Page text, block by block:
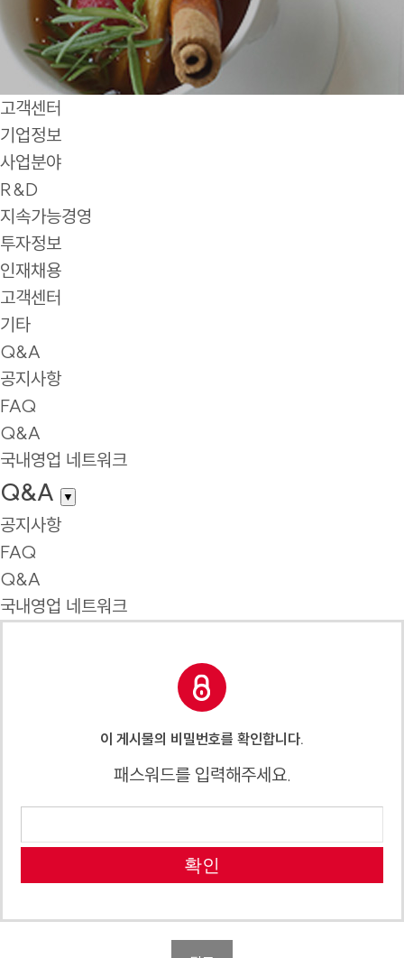
고객센터
기업정보
사업분야
R&D
지속가능경영
투자정보
인재채용
고객센터
기타
Q&A
공지사항
FAQ
Q&A
국내영업 네트워크
Q&A ▼
공지사항
FAQ
Q&A
국내영업 네트워크
이 게시물의 비밀번호를 확인합니다.
패스워드를 입력해주세요.
확인